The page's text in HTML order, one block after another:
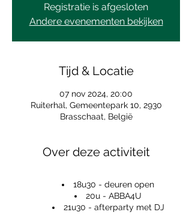
Registratie is afgesloten
Andere evenementen bekijken
Tijd & Locatie
07 nov 2024, 20:00
Ruiterhal, Gemeentepark 10, 2930
Brasschaat, België
Over deze activiteit
18u30 - deuren open
20u - ABBA4U
21u30 - afterparty met DJ